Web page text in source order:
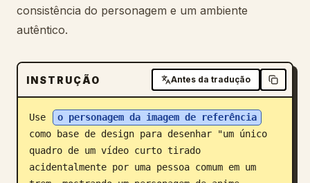
Transferir
Blogue
Atualizações
consistência do personagem e um ambiente
autêntico.
INSTRUÇÃO Antes da tradução
Use
o personagem da imagem de referência
como base de design para desenhar "um único
quadro de um vídeo curto tirado
acidentalmente por uma pessoa comum em um